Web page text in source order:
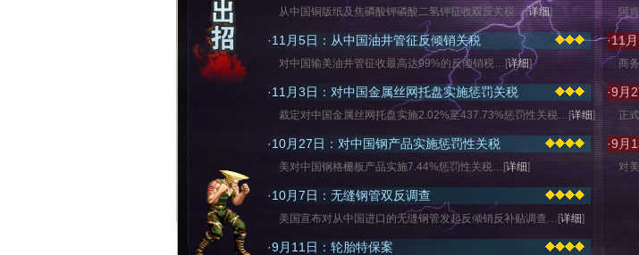
从中国铜版纸及焦磷酸钾磷酸二氢钾征收双反关税…[详细]
·11月5日：从中国油井管征反倾销关税
对中国输美油井管征收最高达99%的反倾销税…[详细]
·11月3日：对中国金属丝网托盘实施惩罚关税
裁定对中国金属丝网托盘实施2.02%至437.73%惩罚性关税…[详细]
·10月27日：对中国钢产品实施惩罚性关税
美对中国钢格栅板产品实施7.44%惩罚性关税…[详细]
·10月7日：无缝钢管双反调查
美国宣布对从中国进口的无缝钢管发起反倾销反补贴调查…[详细]
·9月11日：轮胎特保案
阿
·11
商
·9月
正
·9月
对